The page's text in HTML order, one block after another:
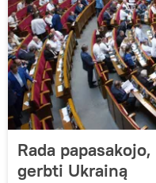
Rada
gerbti Ukrainą